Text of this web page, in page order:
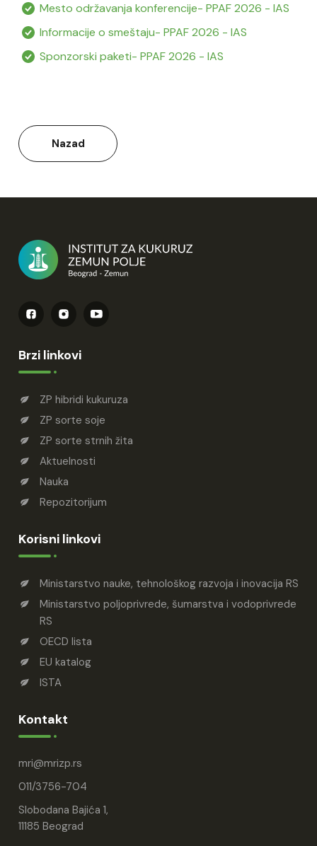
Mesto održavanja konferencije- PPAF 2026 - IAS
Informacije o smeštaju- PPAF 2026 - IAS
Sponzorski paketi- PPAF 2026 - IAS
Nazad
Brzi linkovi
ZP hibridi kukuruza
ZP sorte soje
ZP sorte strnih žita
Aktuelnosti
Nauka
Repozitorijum
Korisni linkovi
Ministarstvo nauke, tehnološkog razvoja i inovacija RS
Ministarstvo poljoprivrede, šumarstva i vodoprivrede
RS
OECD lista
EU katalog
ISTA
Kontakt
mri
mrizp.rs
011/3756-704
Slobodana Bajića 1,
11185 Beograd